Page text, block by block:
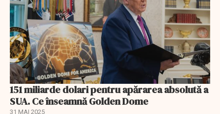
151 miliarde dolari pentru apărarea absolută a
SUA. Ce înseamnă Golden Dome
31 MAI 2025